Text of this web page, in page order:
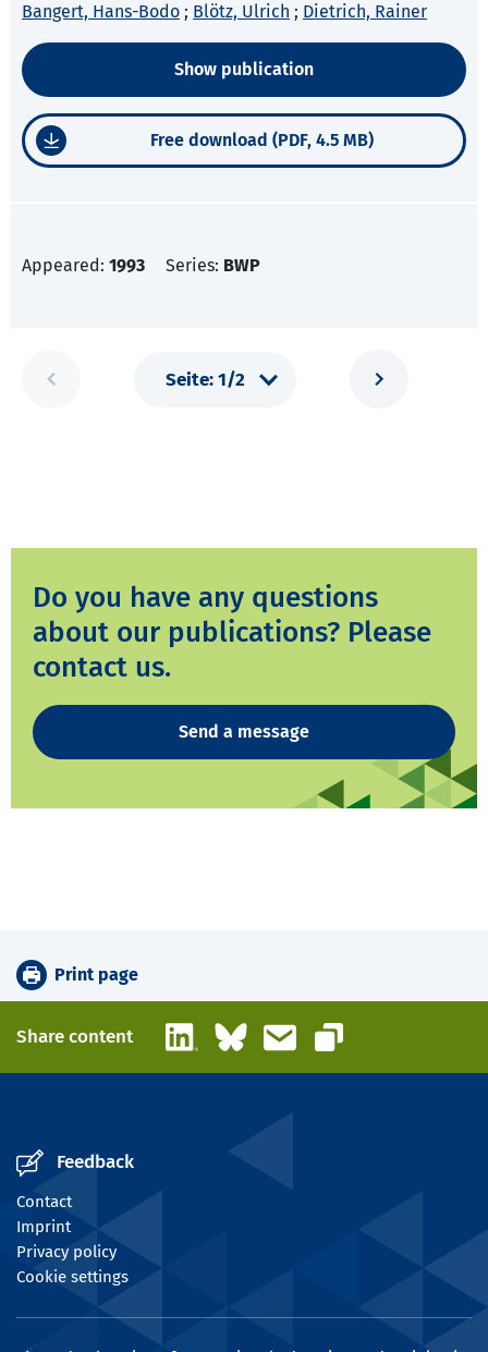
Bangert, Hans-Bodo ; Blötz, Ulrich ; Dietrich, Rainer
Show publication
Free download (PDF, 4.5 MB)
Appeared: 1993 Series: BWP
Do you have any questions
about our publications? Please
contact us.
Send a message
Print page
Share content LinkedInBlueskyEmail
Copy link
Feedback
Contact
Imprint
Privacy policy
Cookie settings